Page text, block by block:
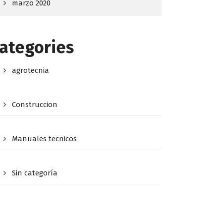
marzo 2020
agrotecnia
Construccion
Manuales tecnicos
Sin categoría